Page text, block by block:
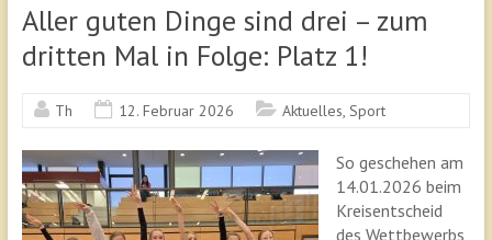
Aller guten Dinge sind drei – zum
dritten Mal in Folge: Platz 1!
Th 12. Februar 2026 Aktuelles, Sport
So geschehen am
14.01.2026 beim
Kreisentscheid
des Wettbewerbs